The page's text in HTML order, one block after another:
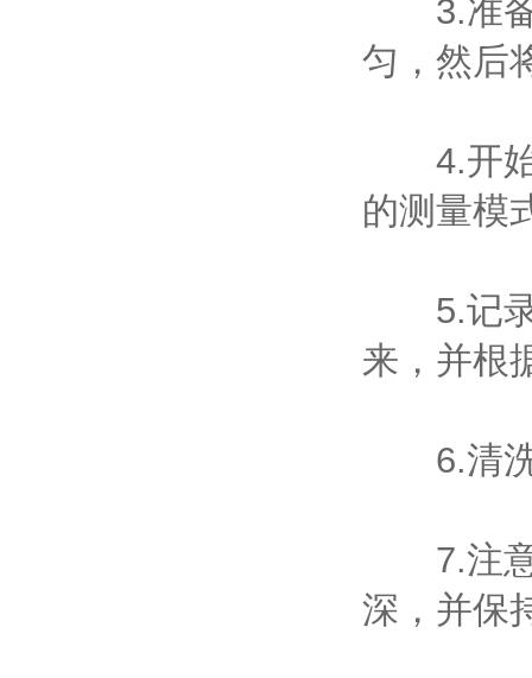
3.准备
匀，然后
4.开始
的测量模
5.记录
来，并根
6.清洗
7.注意
深，并保